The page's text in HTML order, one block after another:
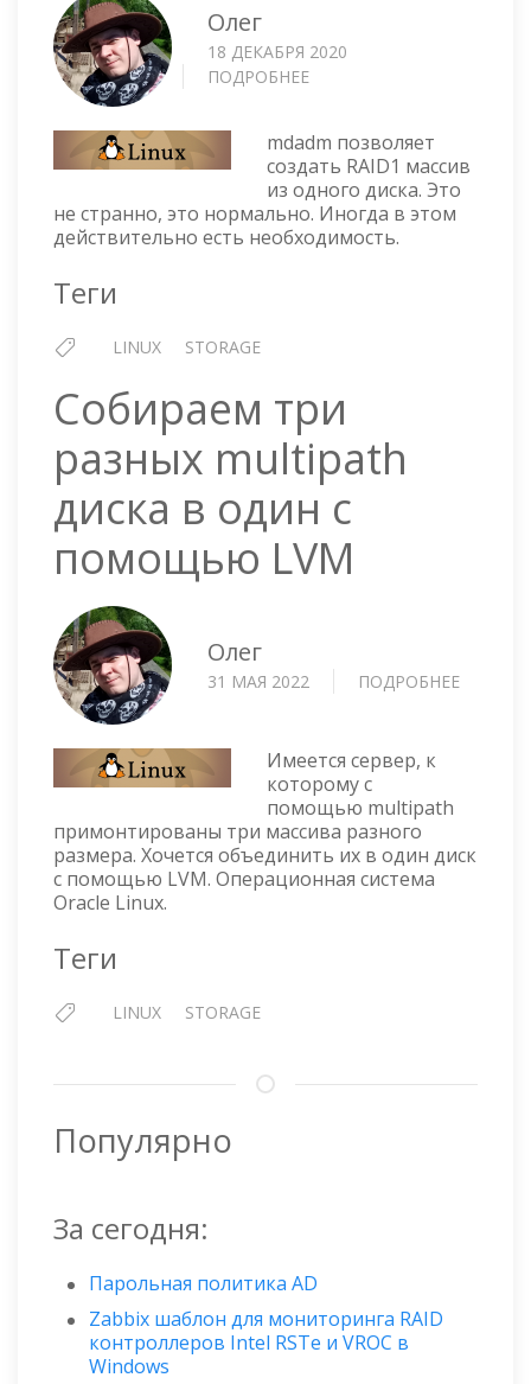
Олег
18 ДЕКАБРЯ 2020
ПОДРОБНЕЕ
RAID1
ИЗ
ОДНОГО
ДИСКА
mdadm позволяет
создать RAID1 массив
из одного диска. Это
не странно, это нормально. Иногда в этом
действительно есть необходимость.
Теги
LINUX STORAGE
Собираем три
разных multipath
диска в один с
помощью LVM
Олег
31 МАЯ 2022 ПОДРОБНЕЕ
ОДИН
Имеется сервер, к
которому с
помощью multipath
примонтированы три массива разного
размера. Хочется объединить их в один диск
с помощью LVM. Операционная система
Oracle Linux.
Теги
LINUX STORAGE
Популярно
За сегодня:
Парольная политика AD
Zabbix шаблон для мониторинга RAID
контроллеров Intel RSTe и VROC в
Windows